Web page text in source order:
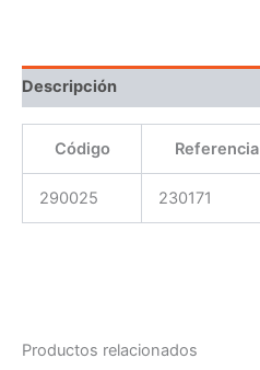
Descripción
Código Referencia
290025 230171
Productos relacionados